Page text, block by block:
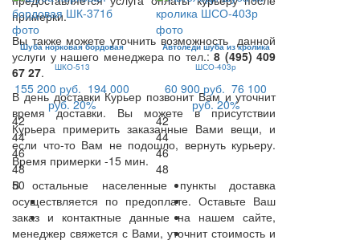
примерки.
Вы также можете уточнить возможность данной
услуги у нашего менеджера по тел.:8 (495) 409
67 27.
В день доставки Курьер позвонит Вам и уточнит
время доставки. Вы можете в присутствии
Курьера примерить заказанные Вами вещи, и
если что-то Вам не подошло, вернуть курьеру.
Время примерки -15 мин.
В остальные населенные пункты доставка
осуществляется по предоплате. Оставьте Ваш
заказ и контактные данные на нашем сайте,
менеджер свяжется с Вами, уточнит стоимость и
Шуба норковая бордовая
ШКО-513
155 200 руб. 194 000
руб. 20%
42
44
46
48
50
Автоледи шуба из кролика
ШСО-403р
60 900 руб. 76 100
руб. 20%
42
44
46
48